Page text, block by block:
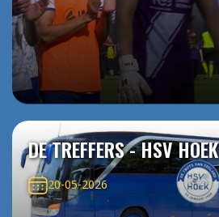
DE TREFFERS - HSV HOEK
20-05-2026